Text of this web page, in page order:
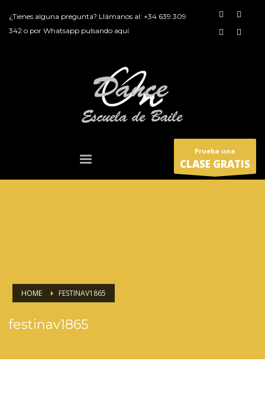
¿Tienes alguna pregunta? Llámanos al: +34 639 309
342 o por Whatsapp pulsando aquí
Prueba una
CLASE GRATIS
HOME FESTINAV1865
festinav1865